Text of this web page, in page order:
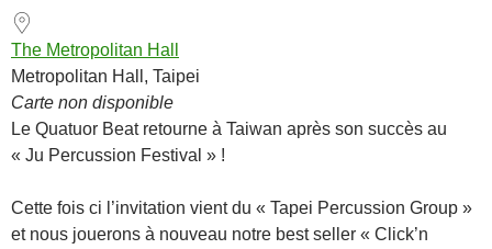
The Metropolitan Hall
Metropolitan Hall, Taipei
Carte non disponible
Le Quatuor Beat retourne à Taiwan après son succès au
« Ju Percussion Festival » !
Cette fois ci l’invitation vient du « Tapei Percussion Group »
et nous jouerons à nouveau notre best seller « Click’n